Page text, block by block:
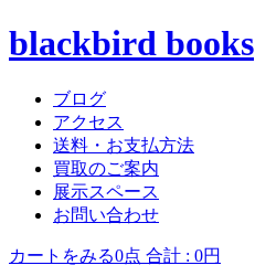
blackbird books
ブログ
アクセス
送料・お支払方法
買取のご案内
展示スペース
お問い合わせ
カートをみる0点 合計 : 0円